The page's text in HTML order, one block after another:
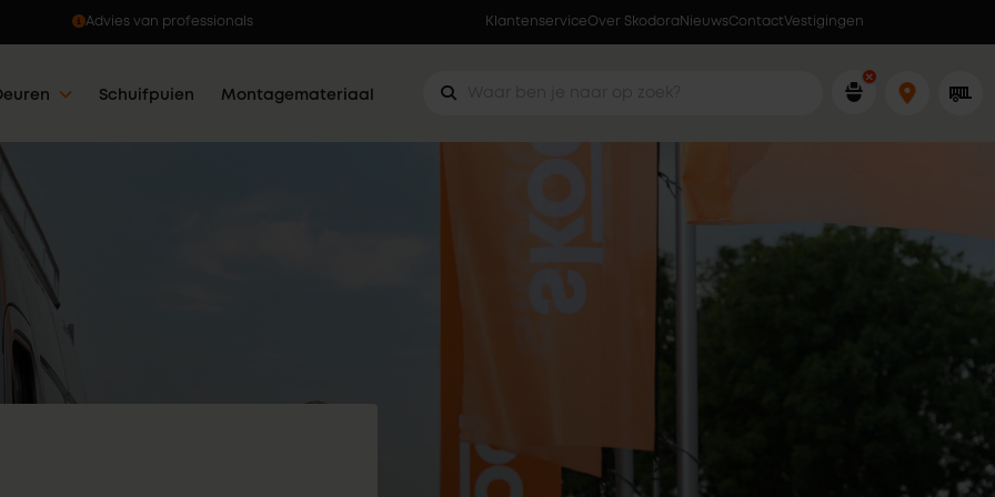
Ophalen wanneer jou dat uitkomt Lokaal geproduceerd in eigen fabriek
KlantenserviceOver Skodora NieuwsContactVestigingen
Schuifpuien Montagemateriaal